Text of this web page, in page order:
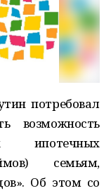
потребовал
возможность
ипотечных
семьям,
Об этом со